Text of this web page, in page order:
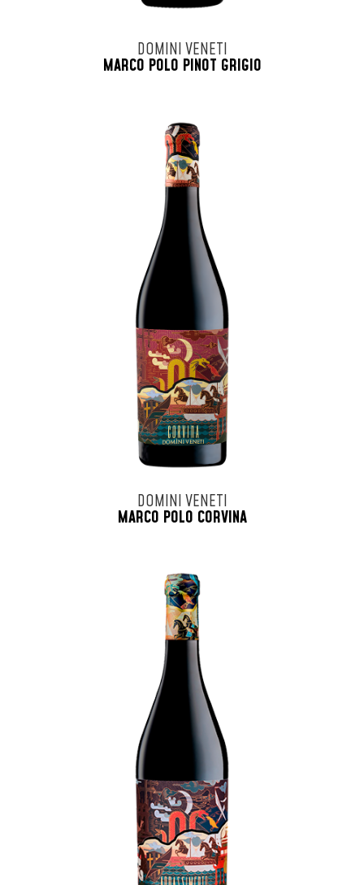
DOMINI VENETI
MARCO POLO PINOT GRIGIO
DOMINI VENETI
MARCO POLO CORVINA